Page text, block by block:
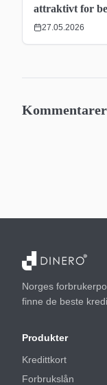
attraktivt for
27.05.2026
Kommentarer
Norges
finne de beste
Produkter
Kredittkort
Forbrukslån